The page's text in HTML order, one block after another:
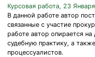
Курсовая работа, 23
В данной работе автор
связанные с участие
работе автор опирается
судебную практику, а
процессуалистов.